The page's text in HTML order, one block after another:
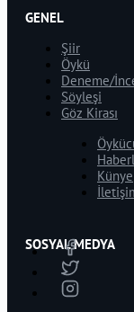
GENEL
Şiir
Öykü
Deneme/
Söyleşi
Göz Kirası
Künye
SOSYAL MEDYA